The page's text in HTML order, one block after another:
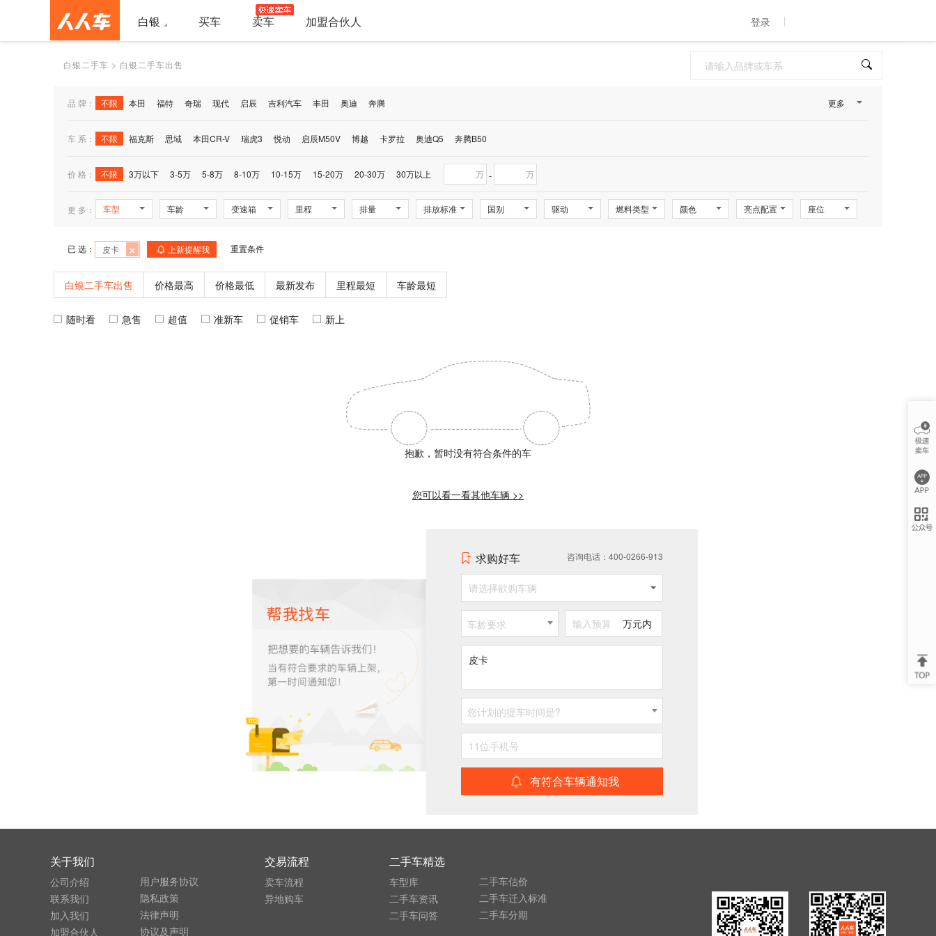
白银 买车 卖车 加盟合伙人 登录
白银二手车 > 白银二手车出售
品 牌： 不限 本田 福特 奇瑞 现代 启辰 吉利汽车 丰田 奥迪 奔腾 更多
车 系： 不限 福克斯 思域 本田CR-V 瑞虎3 悦动 启辰M50V 博越 卡罗拉 奥迪Q5 奔腾B50
价 格： 不限 3万以下 3-5万 5-8万 8-10万 10-15万 15-20万 20-30万 30万以上 万 - 万
更 多： 车型 车龄 变速箱 里程 排量 排放标准 国别 驱动 燃料类型 颜色 亮点配置 座位
已 选： 皮卡 × 上新提醒我 重置条件
白银二手车出售 价格最高 价格最低 最新发布 里程最短 车龄最短
随时看 急售 超值 准新车 促销车 新上
抱歉，暂时没有符合条件的车
您可以看一看其他车辆 >>
求购好车 咨询电话：400-0266-913
请选择欲购车辆
车龄要求 万元内
您计划的提车时间是?
有符合车辆通知我
关于我们
公司介绍
联系我们
加入我们
加盟合伙人
用户服务协议
隐私政策
法律声明
协议及声明
交易流程
卖车流程
异地购车
二手车精选
车型库
二手车资讯
二手车问答
二手车估价
二手车迁入标准
二手车分期